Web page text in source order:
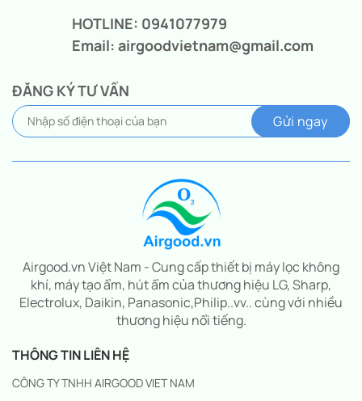
HOTLINE: 0941077979
Email: airgoodvietnam@gmail.com
ĐĂNG KÝ TƯ VẤN
Airgood.vn Việt Nam - Cung cấp thiết bị máy lọc không
khí, máy tạo ẩm, hút ẩm của thương hiệu LG, Sharp,
Electrolux, Daikin, Panasonic,Philip..vv.. cùng với nhiều
thương hiệu nổi tiếng.
THÔNG TIN LIÊN HỆ
CÔNG TY TNHH AIRGOOD VIET NAM